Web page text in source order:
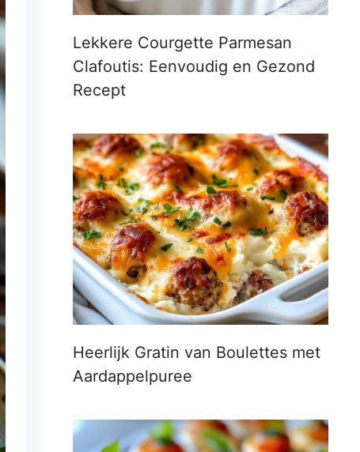
Lekkere Courgette Parmesan
Clafoutis: Eenvoudig en Gezond
Recept
Heerlijk Gratin van Boulettes met
Aardappelpuree